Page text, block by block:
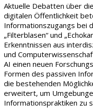
Aktuelle Debatten über
digitalen Öffentlichkeit
Informationszugangs bei
„Filterblasen“ und
Erkenntnissen aus
und
AI einen neuen
Formen des passiven
die bestehenden
erweitert, um
Informationspraktiken zu